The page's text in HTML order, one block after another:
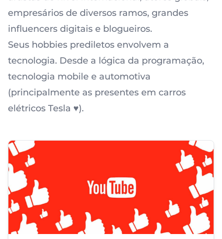
empresários de diversos ramos, grandes
influencers digitais e blogueiros.
Seus hobbies prediletos envolvem a
tecnologia. Desde a lógica da programação,
tecnologia mobile e automotiva
(principalmente as presentes em carros
elétricos Tesla ♥️).